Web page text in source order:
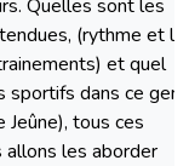
Quelles sont les
(rythme et la
et quel
sportifs dans ce
tous ces
les aborder